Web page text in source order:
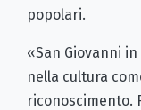
popolari.
«San Giovanni
nella cultura
riconoscimento.